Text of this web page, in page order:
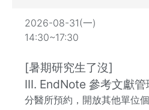
2026-08-31(一)
14:30~17:30
[暑期研究生了沒]
III. EndNote 參考文獻
分醫所預約，開放其他單位